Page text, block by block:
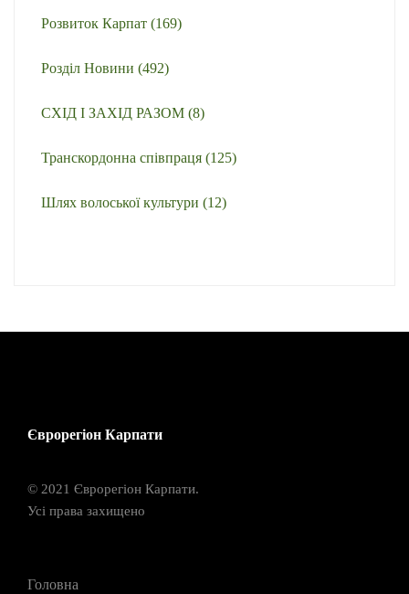
Розвиток Карпат (169)
Розділ Новини (492)
СХІД І ЗАХІД РАЗОМ (8)
Транскордонна співпраця (125)
Шлях волоської культури (12)
Єврорегіон Карпати
© 2021 Єврорегіон Карпати.
Усі права захищено
Головна